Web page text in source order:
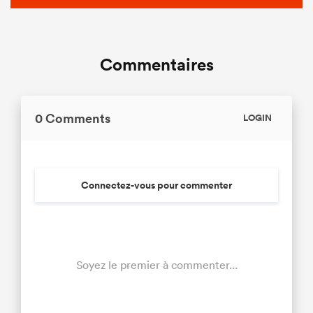
Commentaires
0 Comments LOGIN
Connectez-vous pour commenter
Soyez le premier à commenter...